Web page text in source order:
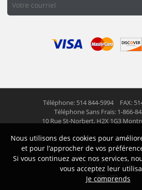
Téléphone: 514 844-5994
FAX:
Téléphone Sans Frais: 1-866-
10 Rue St-Norbert, H2X 1G3
© 2026 Las Americas inc. Tous
Suivez nous
Nous utilisons des cookies pour
et pour l’approcher de vos
Si vous continuez avec nos services,
vous acceptez leur
Je comprends